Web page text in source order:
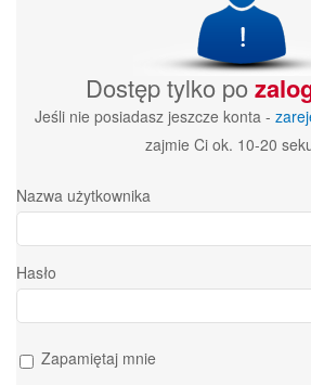
Dostęp tylko po
Jeśli nie posiadasz jeszcze konta -
zajmie Ci ok. 10-20
Nazwa użytkownika
Hasło
Zapamiętaj mnie